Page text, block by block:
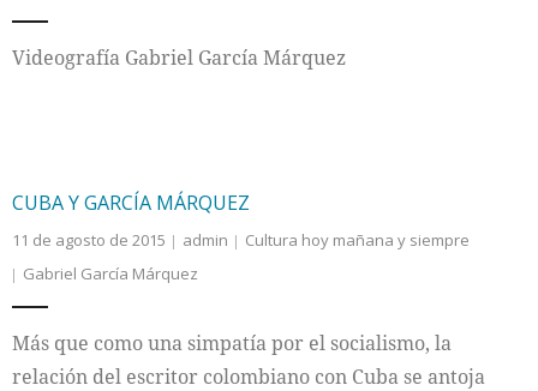
Videografía Gabriel García Márquez
CUBA Y GARCÍA MÁRQUEZ
11 de agosto de 2015 admin
Cultura hoy mañana y siempre
Gabriel García Márquez
Más que como una simpatía por el socialismo, la
relación del escritor colombiano con Cuba se antoja